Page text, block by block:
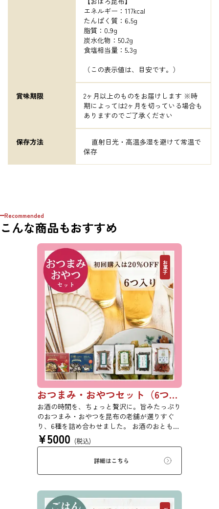
エネルギー：117kcal
たんぱく質：6.5g
脂質：0.9g
炭水化物：50.2g
食塩相当量：5.3g
（この表示値は、目安です。）
賞味期限
2ヶ月以上のものをお届けします ※時
期によっては2ヶ月を切っている場合も
ありますのでご了承ください
保存方法
保存
Recommended
こんな商品もおすすめ
お菓子
おつまみ・おやつセット（6つ入り）【初回購入は20％OFF】
お酒の時間を、ちょっと贅沢に。旨みたっぷり
のおつまみ・おやつを昆布の老舗が選りすぐ
り、6種を詰め合わせました。 お酒のおともに
はもちろん、日常のおやつや気軽な手土産にも
ぴったりのセットです。 ※本商品はギフト仕
様の化粧箱ではなく、簡易ダンボール梱包での
お届けとなります。贈答用をご希望の方は、あ
らかじめご留意ください。【初回購入20％OFF
¥5000 (税込)
詳細はこちら